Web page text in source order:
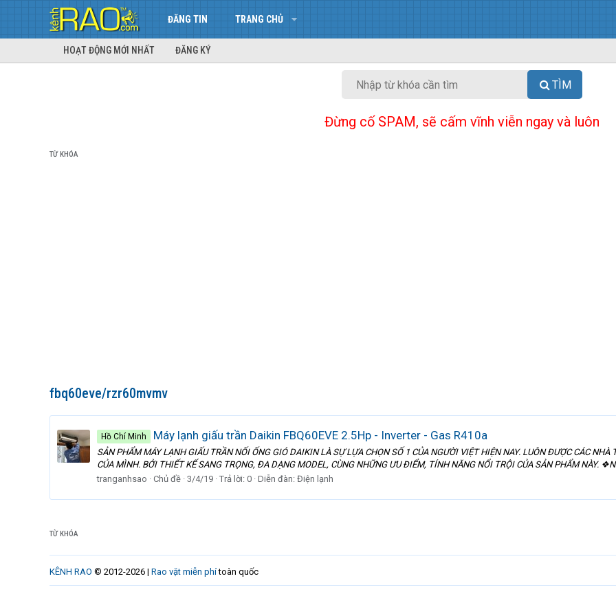
ĐĂNG TIN TRANG CHỦ
HOẠT ĐỘNG MỚI NHẤT ĐĂNG KÝ
TÌM
Đừng cố SPAM, sẽ cấm vĩnh viễn ngay và luôn
TỪ KHÓA
fbq60eve/rzr60mvmv
Hồ Chí Minh Máy lạnh giấu trần Daikin FBQ60EVE 2.5Hp - Inverter - Gas R410a
SẢN PHẨM MÁY LẠNH GIẤU TRẦN NỐI ỐNG GIÓ DAIKIN LÀ SỰ LỰA CHỌN SỐ 1 CỦA NGƯỜI VIỆT HIỆN NAY. LUÔN ĐƯỢC CÁC
CỦA MÌNH. BỞI THIẾT KẾ SANG TRỌNG, ĐA DẠNG MODEL, CÙNG NHỮNG ƯU ĐIỂM, TÍNH NĂNG NỔI TRỘI CỦA SẢN PHẨM NÀY.
tranganhsao
Chủ đề 3/4/19 Trả lời: 0 Diễn đàn: Điện lạnh
TỪ KHÓA
KÊNH RAO © 2012-2026 | Rao vặt miễn phítoàn quốc